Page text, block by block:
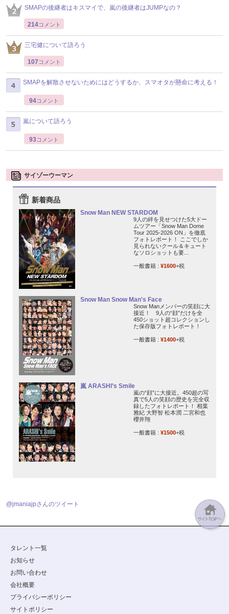
SMAPの後継者はキスマイで、嵐の後継者はJUMPなの？
214コメント
三宅健について語ろう
107 コメント
SMAPを解散させないためにはどうするか、スマオタが懸命に考える！
94コメント
嵐について語ろう
93コメント
サイゾーウーマン
新着商品
Snow Man NEW STARDOM
9人の絆を見せつけた5大ドー
ムツアー「Snow Man Dome
Tour 2025-2026 ON」を徹底
フォトレポート！ ここでしか
見られないクール＆キュート
なソロショットも要...
一般書籍 : ¥1600+税
Snow Man Snow Man's Face
Snow Manメンバーの笑顔に大
接近！ 9人の“顔”だけを全
450ショット超コレクションし
た保存版フォトレポート！
一般書籍 : ¥1400+税
嵐 ARASHI’s Smile
嵐の“顔”に大接近。450超の写
真で5人の笑顔の歴史を完全収
録したフォトレポート！ 相葉
雅紀 大野智 松本潤 二宮和也
櫻井翔
一般書籍 : ¥1500+税
@jmaniajpさんのツイート
タレント一覧
お知らせ
お問い合わせ
会社概要
プライバシーポリシー
サイトポリシー